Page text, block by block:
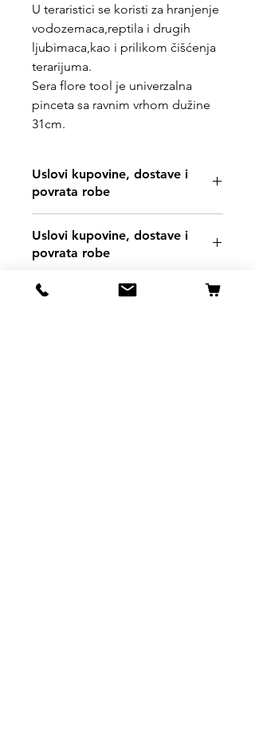
U teraristici se koristi za hranjenje
vodozemaca,reptila i drugih
ljubimaca,kao i prilikom čišćenja
terarijuma.
Sera flore tool je univerzalna
pinceta sa ravnim vrhom dužine
31cm.
Uslovi kupovine, dostave i
povrata robe
m/shipping-and-returns
Uslovi kupovine, dostave i
povrata robe
https://www.svetljubimacasubotica.co
m/shipping-and-returns